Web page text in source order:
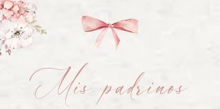
Mis padrinos